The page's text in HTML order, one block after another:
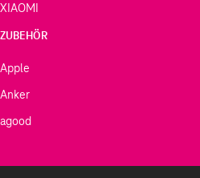
XIAOMI
ZUBEHÖR
Apple
Anker
agood